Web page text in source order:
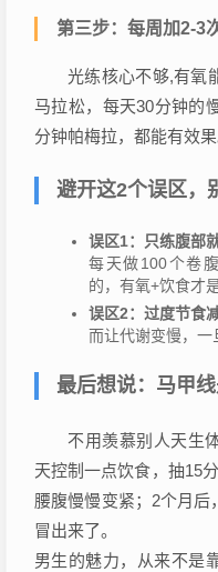
第三步：每周加2-3
光练核心不够,有氧
马拉松，每天30分钟的
分钟帕梅拉，都能有效果
避开这2个误区，
误区1：只练腹部
每天做100个卷
的，有氧+饮食才
误区2：过度节食
而让代谢变慢，一
最后想说：马甲
不用羡慕别人天生
天控制一点饮食，抽15
腰腹慢慢变紧；2个月后
冒出来了。
男生的魅力，从来不